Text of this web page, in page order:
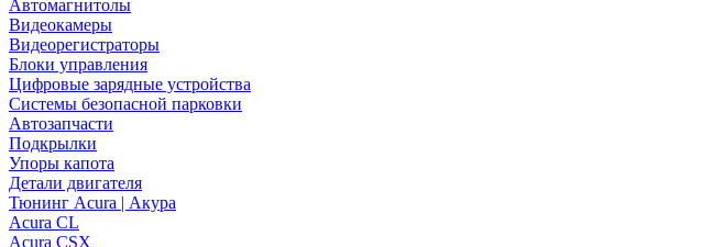
Автомагнитолы
Видеокамеры
Видеорегистраторы
Блоки управления
Цифровые зарядные устройства
Системы безопасной парковки
Автозапчасти
Подкрылки
Упоры капота
Детали двигателя
Тюнинг Acura | Акура
Acura CL
Acura CSX